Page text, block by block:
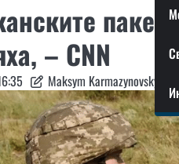
– CNN
Maksym Karmazynovskyi